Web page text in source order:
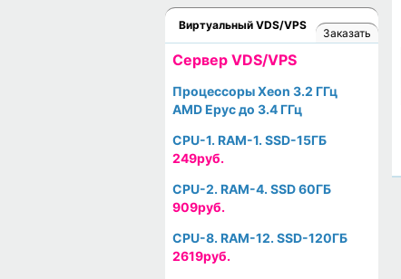
Виртуальный VDS/VPS
Заказать
Cервер VDS/VPS
Процессоры Xeon 3.2 ГГц
AMD Epyc до 3.4 ГГц
CPU-1. RAM-1. SSD-15ГБ
249руб.
CPU-2. RAM-4. SSD 60ГБ
909руб.
CPU-8. RAM-12. SSD-120ГБ
2619руб.